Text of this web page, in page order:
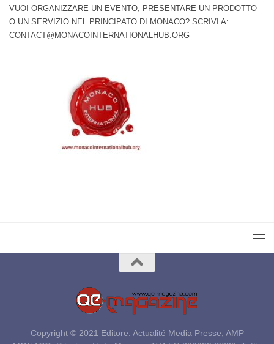
VUOI ORGANIZZARE UN EVENTO, PRESENTARE UN PRODOTTO
O UN SERVIZIO NEL PRINCIPATO DI MONACO? SCRIVI A:
CONTACT@MONACOINTERNATIONALHUB.ORG
Copyright © 2021 Editore: Actualité Media Presse, AMP